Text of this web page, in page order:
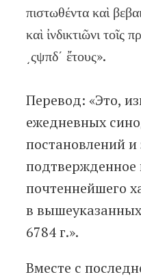
πιστωθέντα καὶ
καὶ ἰνδικτιῶνι τοῖς
͵ςψπδ΄ ἔτους».
Перевод: «Это,
ежедневных
постановлений и
почтеннейшего
в
6784 г.».
Вместе с